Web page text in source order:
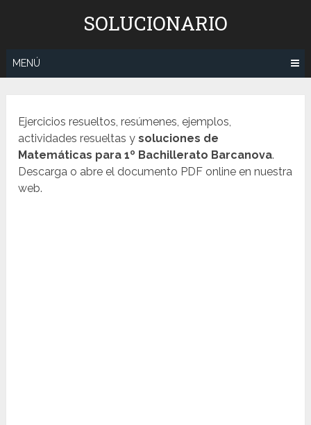
SOLUCIONARIO
MENÚ
Ejercicios resueltos, resúmenes, ejemplos,
actividades resueltas ysoluciones de
Matemáticas para 1º Bachillerato Barcanova.
Descarga o abre el documento PDF online en nuestra
web.